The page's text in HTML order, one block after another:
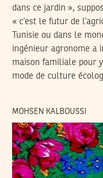
dans ce jardin »,
« c’est le futur de
Tunisie ou dans le
ingénieur agronome a
maison familiale pour
mode de culture
MOHSEN KALBOUSSI